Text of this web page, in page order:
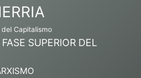
Capitalismo
SUPERIOR DEL